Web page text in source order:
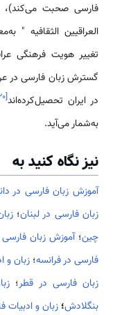
فارسی صحبت می‌کند)،
العراقیین الثقافیه "
تغییر هویت فرهنگی
در ایران تحصیل‌کرده‌اند[
به‌شمار می‌آید.
نیز نگاه کنید به
آموزش زبان فارسی در
زبان فارسی در لبنان؛
چین؛آموزش زبان
فارسی در فرانسه؛زبان و
زبان فارسی در قطر؛
بنگلادش؛ زبان و ادبیات